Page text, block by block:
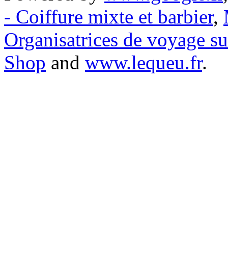
- Coiffure mixte et barbier,
Organisatrices de voyage
Shop and www.lequeu.fr.